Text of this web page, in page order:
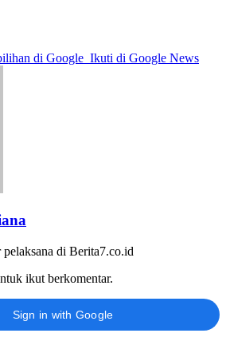
di Google Ikuti di Google News
di Berita7.co.id
ikut berkomentar.
Sign in with Google